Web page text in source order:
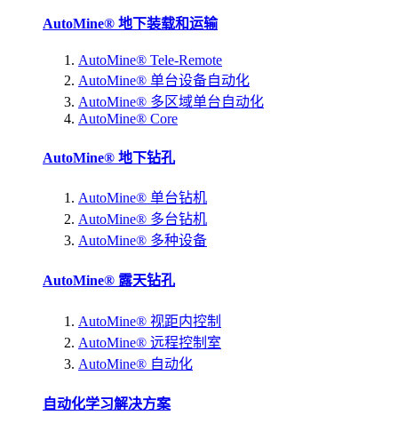
AutoMine® 地下装载和运输
AutoMine® Tele-Remote
AutoMine® 单台设备自动化
AutoMine® 多区域单台自动化
AutoMine® Core
AutoMine® 地下钻孔
AutoMine® 单台钻机
AutoMine® 多台钻机
AutoMine® 多种设备
AutoMine® 露天钻孔
AutoMine® 视距内控制
AutoMine® 远程控制室
AutoMine® 自动化
自动化学习解决方案